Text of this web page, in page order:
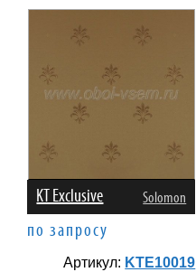
KT Exclusive Solomon
по запросу
Артикул: KTE10019